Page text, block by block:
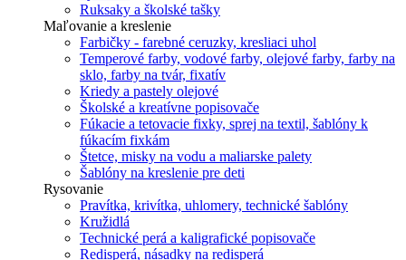
Ruksaky a školské tašky
Maľovanie a kreslenie
Farbičky - farebné ceruzky, kresliaci uhol
Temperové farby, vodové farby, olejové farby, farby na
sklo, farby na tvár, fixatív
Kriedy a pastely olejové
Školské a kreatívne popisovače
Fúkacie a tetovacie fixky, sprej na textil, šablóny k
fúkacím fixkám
Štetce, misky na vodu a maliarske palety
Šablóny na kreslenie pre deti
Rysovanie
Pravítka, krivítka, uhlomery, technické šablóny
Kružidlá
Technické perá a kaligrafické popisovače
Redisperá, násadky na redisperá